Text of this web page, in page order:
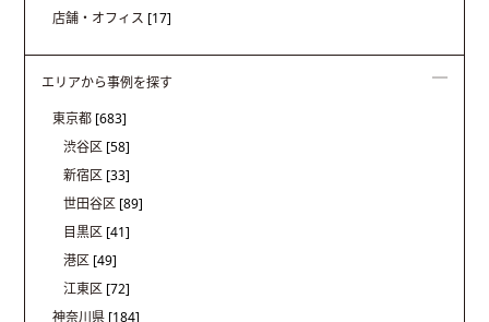
店舗・オフィス [17]
エリアから事例を探す
東京都 [683]
渋谷区 [58]
新宿区 [33]
世田谷区 [89]
目黒区 [41]
港区 [49]
江東区 [72]
神奈川県 [184]